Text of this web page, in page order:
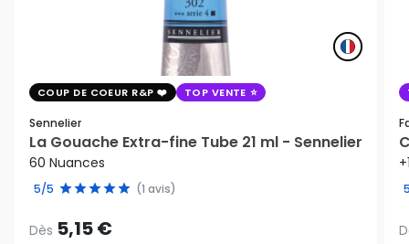
COUP DE COEUR R&P TOP VENTE
Sennelier
La Gouache Extra-fine Tube 21 ml - Sennelier
60 Nuances
5/5 (1 avis)
Dès 5,15 €